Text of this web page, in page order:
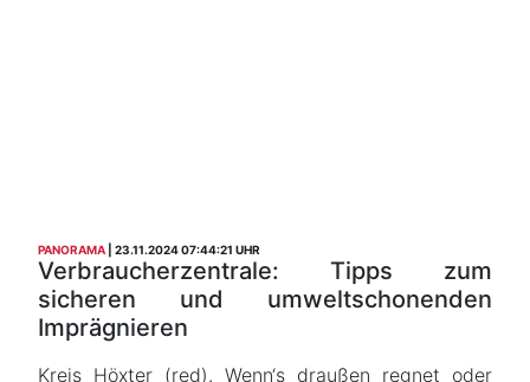
PANORAMA 23.11.2024 07:44:21 UHR
Verbraucherzentrale: Tipps zum
sicheren und umweltschonenden
Imprägnieren
Kreis Höxter (red). Wenn‘s draußen regnet oder